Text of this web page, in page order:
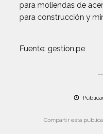
para moliendas de
para construcción y
Fuente: gestion.pe
Compartir esta